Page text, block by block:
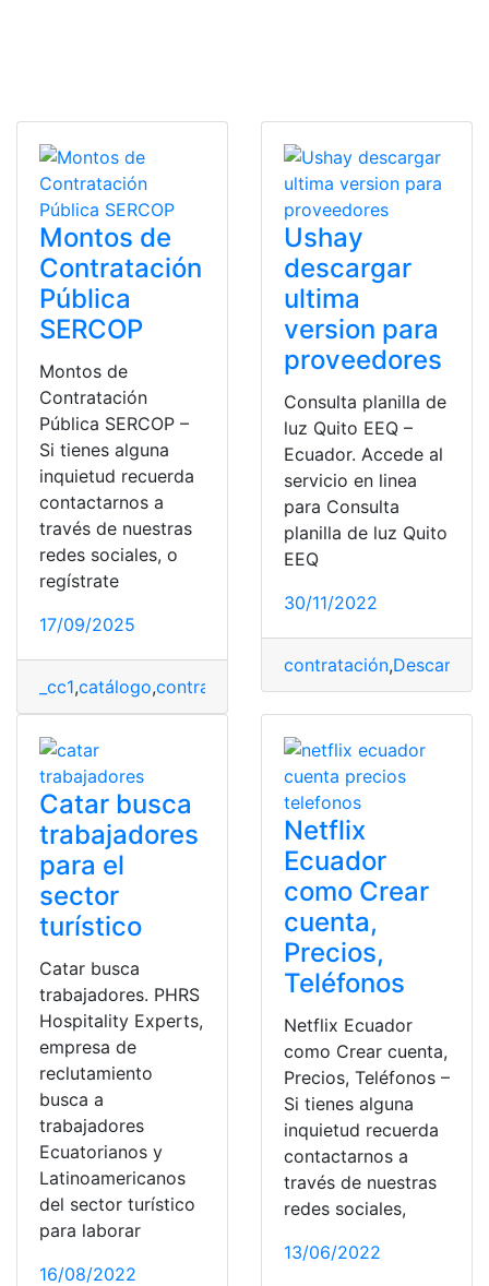
Montos de
Contratación
Pública
SERCOP
Montos de
Contratación
Pública SERCOP –
Si tienes alguna
inquietud recuerda
contactarnos a
través de nuestras
redes sociales, o
regístrate
17/09/2025
_cc1,catálogo,contratación ,montos,SERCOP,Tablas
Ushay
descargar
ultima
version para
proveedores
Consulta planilla de
luz Quito EEQ –
Ecuador. Accede al
servicio en linea
para Consulta
planilla de luz Quito
EEQ
30/11/2022
contratación,Descargar
Catar busca
trabajadores
para el
sector
turístico
Catar busca
trabajadores. PHRS
Hospitality Experts,
empresa de
reclutamiento
busca a
trabajadores
Ecuatorianos y
Latinoamericanos
del sector turístico
para laborar
16/08/2022
Netflix
Ecuador
como Crear
cuenta,
Precios,
Teléfonos
Netflix Ecuador
como Crear cuenta,
Precios, Teléfonos –
Si tienes alguna
inquietud recuerda
contactarnos a
través de nuestras
redes sociales,
13/06/2022